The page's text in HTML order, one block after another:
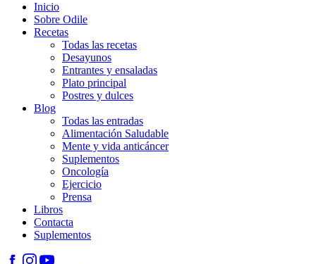
Inicio
Sobre Odile
Recetas
Todas las recetas
Desayunos
Entrantes y ensaladas
Plato principal
Postres y dulces
Blog
Todas las entradas
Alimentación Saludable
Mente y vida anticáncer
Suplementos
Oncología
Ejercicio
Prensa
Libros
Contacta
Suplementos